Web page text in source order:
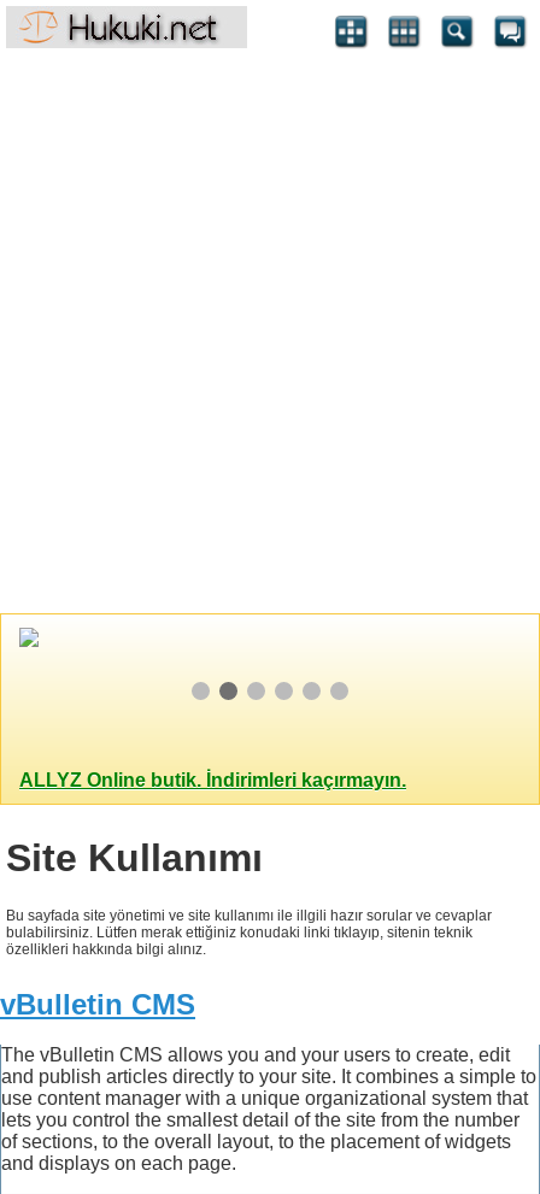
ALLYZ Online butik. İndirimleri kaçırmayın.
Site Kullanımı
Bu sayfada site yönetimi ve site kullanımı ile illgili hazır sorular ve cevaplar
bulabilirsiniz. Lütfen merak ettiğiniz konudaki linki tıklayıp, sitenin teknik
özellikleri hakkında bilgi alınız.
vBulletin CMS
The vBulletin CMS allows you and your users to create, edit
and publish articles directly to your site. It combines a simple to
use content manager with a unique organizational system that
lets you control the smallest detail of the site from the number
of sections, to the overall layout, to the placement of widgets
and displays on each page.